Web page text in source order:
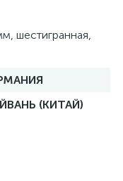
шестигранная,
(КИТАЙ)